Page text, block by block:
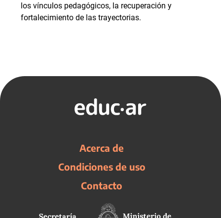
los vínculos pedagógicos, la recuperación y
fortalecimiento de las trayectorias.
Acerca de
Condiciones de uso
Contacto